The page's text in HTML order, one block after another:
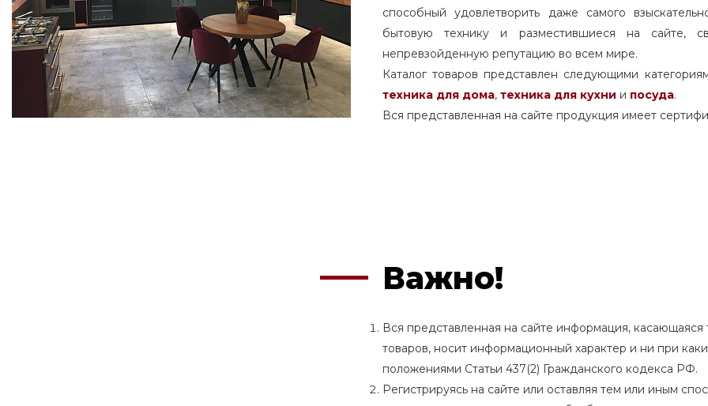
способный удовлетворить даже самого
бытовую технику и разместившиеся на сайте,
непревзойденную репутацию во всем мире.
Каталог товаров представлен следующими
техника для дома, техника для кухни и посуда.
Вся представленная на сайте продукция имеет
Важно!
Вся представленная на сайте информация, касающаяся
товаров, носит информационный характер и ни при
положениями Статьи 437(2) Гражданского кодекса РФ.
Регистрируясь на сайте или оставляя тем или иным